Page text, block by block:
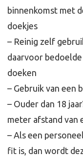
binnenkomst met
doekjes
– Reinig zelf
daarvoor
doeken
– Gebruik van een
– Ouder dan 18
meter afstand van
– Als een
fit is, dan wordt